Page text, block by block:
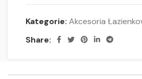
Kategorie: Akcesoria
Share: